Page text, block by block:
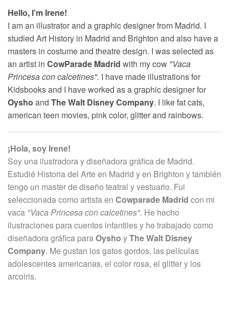
Hello, I’m Irene!
I am an illustrator and a graphic designer from Madrid. I
studied Art History in Madrid and Brighton and also have a
masters in costume and theatre design. I was selected as
an artist in CowParade Madrid with my cow "Vaca
Princesa con calcetines". I have made illustrations for
Kidsbooks and I have worked as a graphic designer for
Oysho and The Walt Disney Company. I like fat cats,
american teen movies, pink color, glitter and rainbows.
¡Hola, soy Irene!
Soy una ilustradora y diseñadora gráfica de Madrid.
Estudié Historia del Arte en Madrid y en Brighton y también
tengo un master de diseño teatral y vestuario. Fui
seleccionada como artista en Cowparade Madrid con mi
vaca "Vaca Princesa con calcetines". He hecho
ilustraciones para cuentos infantiles y he trabajado como
diseñadora gráfica paraOysho yThe Walt Disney
Company. Me gustan los gatos gordos, las películas
adolescentes americanas, el color rosa, el glitter y los
arcoiris.